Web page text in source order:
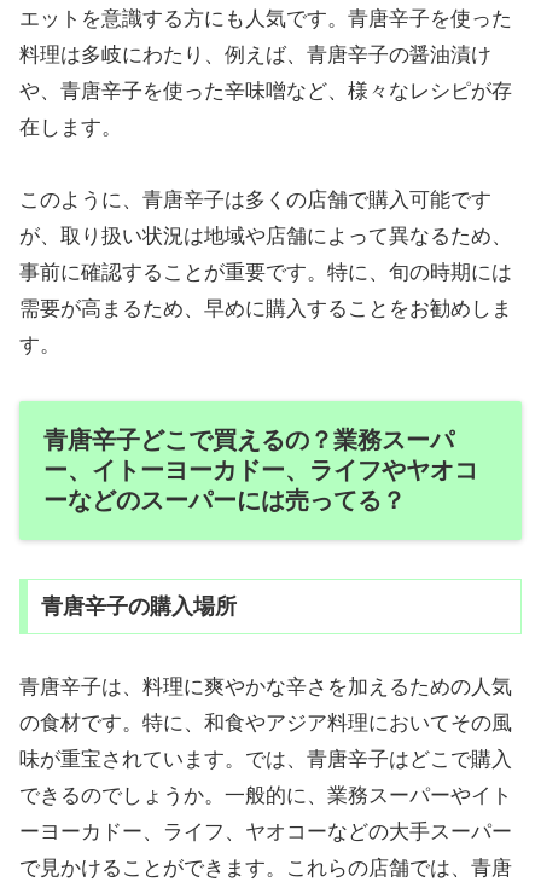
エットを意識する方にも人気です。青唐辛子を使った
料理は多岐にわたり、例えば、青唐辛子の醤油漬け
や、青唐辛子を使った辛味噌など、様々なレシピが存
在します。
このように、青唐辛子は多くの店舗で購入可能です
が、取り扱い状況は地域や店舗によって異なるため、
事前に確認することが重要です。特に、旬の時期には
需要が高まるため、早めに購入することをお勧めしま
す。
青唐辛子どこで買えるの？業務スーパ
ー、イトーヨーカドー、ライフやヤオコ
ーなどのスーパーには売ってる？
青唐辛子の購入場所
青唐辛子は、料理に爽やかな辛さを加えるための人気
の食材です。特に、和食やアジア料理においてその風
味が重宝されています。では、青唐辛子はどこで購入
できるのでしょうか。一般的に、業務スーパーやイト
ーヨーカドー、ライフ、ヤオコーなどの大手スーパー
で見かけることができます。これらの店舗では、青唐